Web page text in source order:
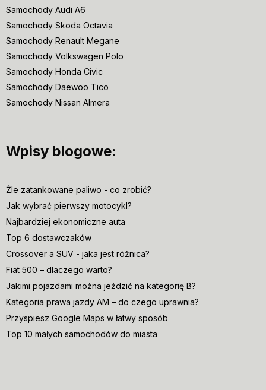
Samochody Audi A6
Samochody Skoda Octavia
Samochody Renault Megane
Samochody Volkswagen Polo
Samochody Honda Civic
Samochody Daewoo Tico
Samochody Nissan Almera
Wpisy blogowe:
Źle zatankowane paliwo - co zrobić?
Jak wybrać pierwszy motocykl?
Najbardziej ekonomiczne auta
Top 6 dostawczaków
Crossover a SUV - jaka jest różnica?
Fiat 500 – dlaczego warto?
Jakimi pojazdami można jeździć na kategorię B?
Kategoria prawa jazdy AM – do czego uprawnia?
Przyspiesz Google Maps w łatwy sposób
Top 10 małych samochodów do miasta